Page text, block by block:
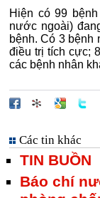
Hiện có 99
nước ngoài)
bệnh. Có 3 bệnh
điều trị tích cực;
các bệnh nhân
Các tin khác
TIN BUỒN
Báo chí